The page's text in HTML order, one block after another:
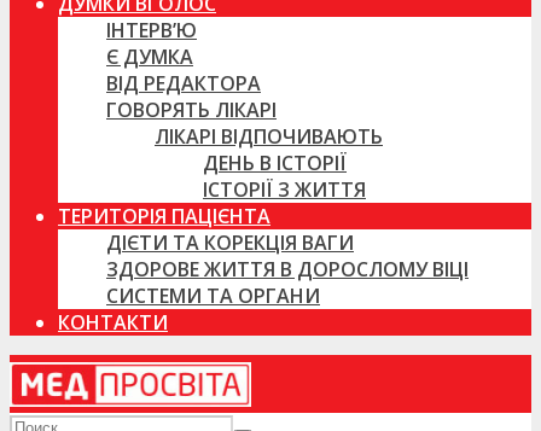
ІНТЕРВ’Ю
Є ДУМКА
ВІД РЕДАКТОРА
ГОВОРЯТЬ ЛІКАРІ
ЛІКАРІ ВІДПОЧИВАЮТЬ
ДЕНЬ В ІСТОРІЇ
ІСТОРІЇ З ЖИТТЯ
ТЕРИТОРІЯ ПАЦІЄНТА
ДІЄТИ ТА КОРЕКЦІЯ ВАГИ
ЗДОРОВЕ ЖИТТЯ В ДОРОСЛОМУ ВІЦІ
СИСТЕМИ ТА ОРГАНИ
КОНТАКТИ